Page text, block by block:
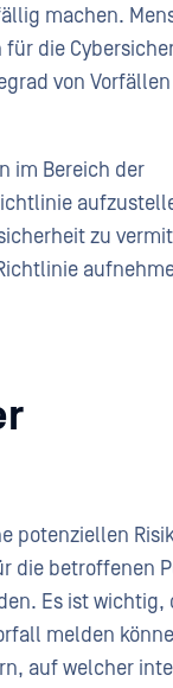
machen.
die
von
im Bereich der
zu
potenziellen
die betroffenen
Es ist wichtig,
melden
auf welcher